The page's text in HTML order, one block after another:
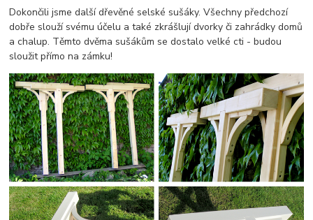
Dokončili jsme další dřevěné selské sušáky. Všechny předchozí
dobře slouží svému účelu a také zkrášlují dvorky či zahrádky domů
a chalup. Těmto dvěma sušákům se dostalo velké cti - budou
sloužit přímo na zámku!